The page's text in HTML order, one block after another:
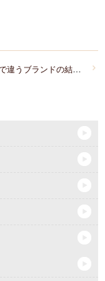
男性と女性で違うブランドの結婚指輪を持つことはできますか？